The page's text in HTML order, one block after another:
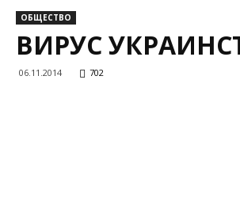
ОБЩЕСТВО
ВИРУС
06.11.2014 702